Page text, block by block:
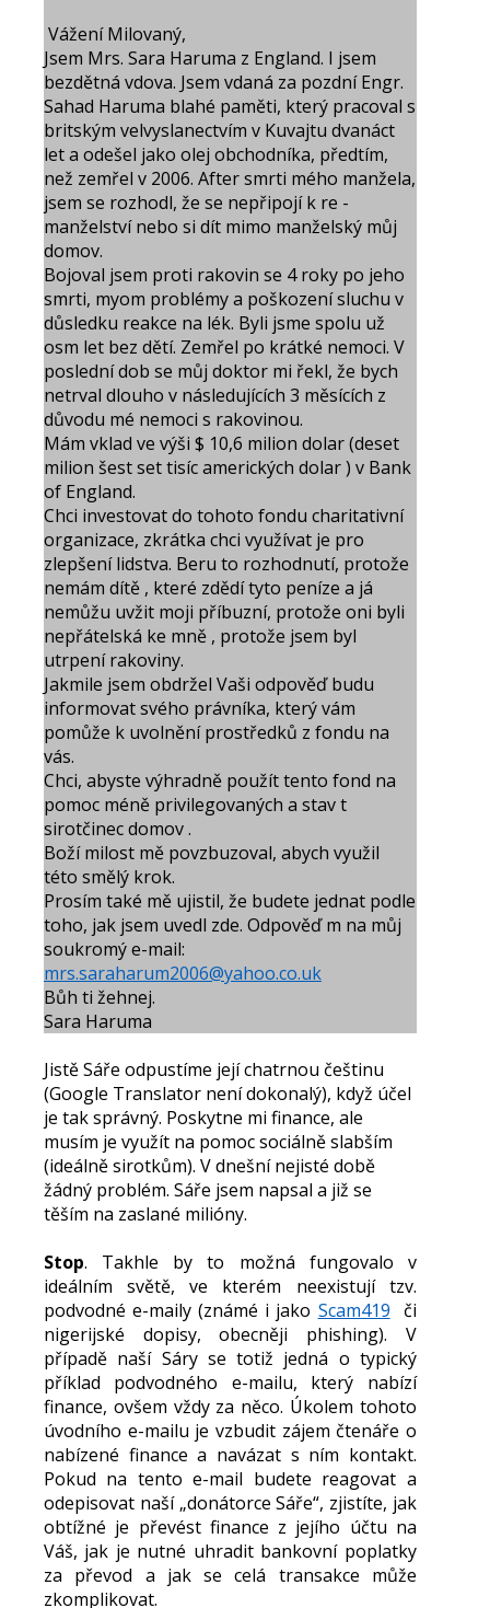
Vážení Milovaný,
Jsem Mrs. Sara Haruma z England. I jsem
bezdětná vdova. Jsem vdaná za pozdní Engr.
Sahad Haruma blahé paměti, který pracoval s
britským velvyslanectvím v Kuvajtu dvanáct
let a odešel jako olej obchodníka, předtím,
než zemřel v 2006. After smrti mého manžela,
jsem se rozhodl, že se nepřipojí k re -
manželství nebo si dít mimo manželský můj
domov.
Bojoval jsem proti rakovin se 4 roky po jeho
smrti, myom problémy a poškození sluchu v
důsledku reakce na lék. Byli jsme spolu už
osm let bez dětí. Zemřel po krátké nemoci. V
poslední dob se můj doktor mi řekl, že bych
netrval dlouho v následujících 3 měsících z
důvodu mé nemoci s rakovinou.
Mám vklad ve výši $ 10,6 milion dolar (deset
milion šest set tisíc amerických dolar ) v Bank
of England.
Chci investovat do tohoto fondu charitativní
organizace, zkrátka chci využívat je pro
zlepšení lidstva. Beru to rozhodnutí, protože
nemám dítě , které zdědí tyto peníze a já
nemůžu uvžit moji příbuzní, protože oni byli
nepřátelská ke mně , protože jsem byl
utrpení rakoviny.
Jakmile jsem obdržel Vaši odpověď budu
informovat svého právníka, který vám
pomůže k uvolnění prostředků z fondu na
vás.
Chci, abyste výhradně použít tento fond na
pomoc méně privilegovaných a stav t
sirotčinec domov .
Boží milost mě povzbuzoval, abych využil
této smělý krok.
Prosím také mě ujistil, že budete jednat podle
toho, jak jsem uvedl zde. Odpověď m na můj
soukromý e-mail:
mrs.saraharum2006@yahoo.co.uk
Bůh ti žehnej.
Sara Haruma
Jistě Sáře odpustíme její chatrnou češtinu
(Google Translator není dokonalý), když účel
je tak správný. Poskytne mi finance, ale
musím je využít na pomoc sociálně slabším
(ideálně sirotkům). V dnešní nejisté době
žádný problém. Sáře jsem napsal a již se
těším na zaslané milióny.
Stop. Takhle by to možná fungovalo v
ideálním světě, ve kterém neexistují tzv.
podvodné e-maily (známé i jako Scam419 či
nigerijské dopisy, obecněji phishing). V
případě naší Sáry se totiž jedná o typický
příklad podvodného e-mailu, který nabízí
finance, ovšem vždy za něco. Úkolem tohoto
úvodního e-mailu je vzbudit zájem čtenáře o
nabízené finance a navázat s ním kontakt.
Pokud na tento e-mail budete reagovat a
odepisovat naší „donátorce Sáře“, zjistíte, jak
obtížné je převést finance z jejího účtu na
Váš, jak je nutné uhradit bankovní poplatky
za převod a jak se celá transakce může
zkomplikovat.